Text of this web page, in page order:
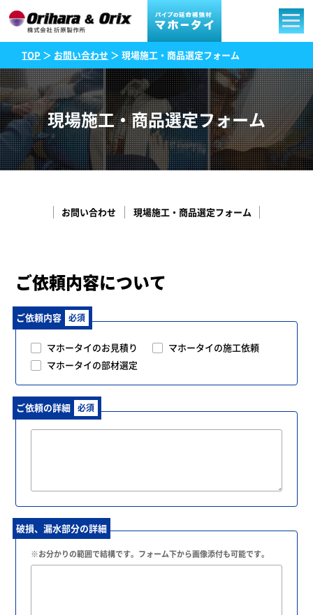
TOP ＞ お問い合わせ ＞ 現場施工・商品選定フォーム
現場施工・商品選定フォーム
お問い合わせ 現場施工・商品選定フォーム
ご依頼内容について
ご依頼内容 必須
マホータイのお見積り
マホータイの施工依頼
マホータイの部材選定
ご依頼の詳細 必須
破損、漏水部分の詳細
※お分かりの範囲で結構です。フォーム下から画像添付も可能です。